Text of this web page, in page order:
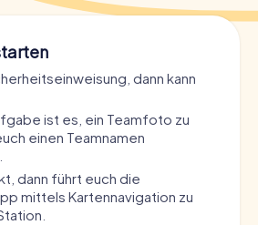
dann kann
ist es, ein Teamfoto zu
einen Teamnamen
dann führt euch die
mittels Kartennavigation zu